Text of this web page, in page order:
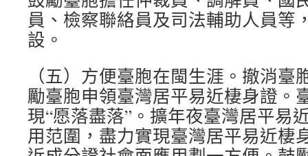
員、檢察聯絡員及司法輔助人員等
設。
（五）方便臺胞在閩生涯。撤消臺
勵臺胞申領臺灣居平易近棲身證。
現“愿落盡落”。擴年夜臺灣居平易
用范圍，盡力實現臺灣居平易近棲